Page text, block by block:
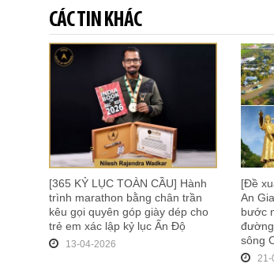
CÁC TIN KHÁC
[365 KỶ LỤC TOÀN CẦU] Hành
trình marathon bằng chân trần
kêu gọi quyên góp giày dép cho
trẻ em xác lập kỷ lục Ấn Độ
13-04-2026
[Đề
An
bước
sông
21-